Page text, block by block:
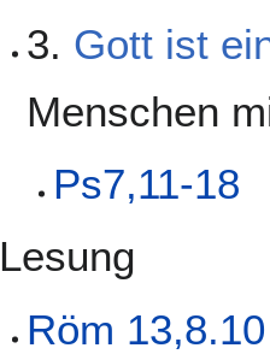
3. Gott ist
Menschen
Ps7,11-18
Lesung
Röm 13,8.10